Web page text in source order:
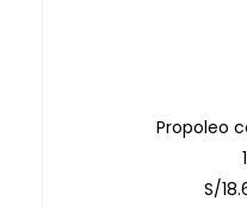
Propoleo
S/